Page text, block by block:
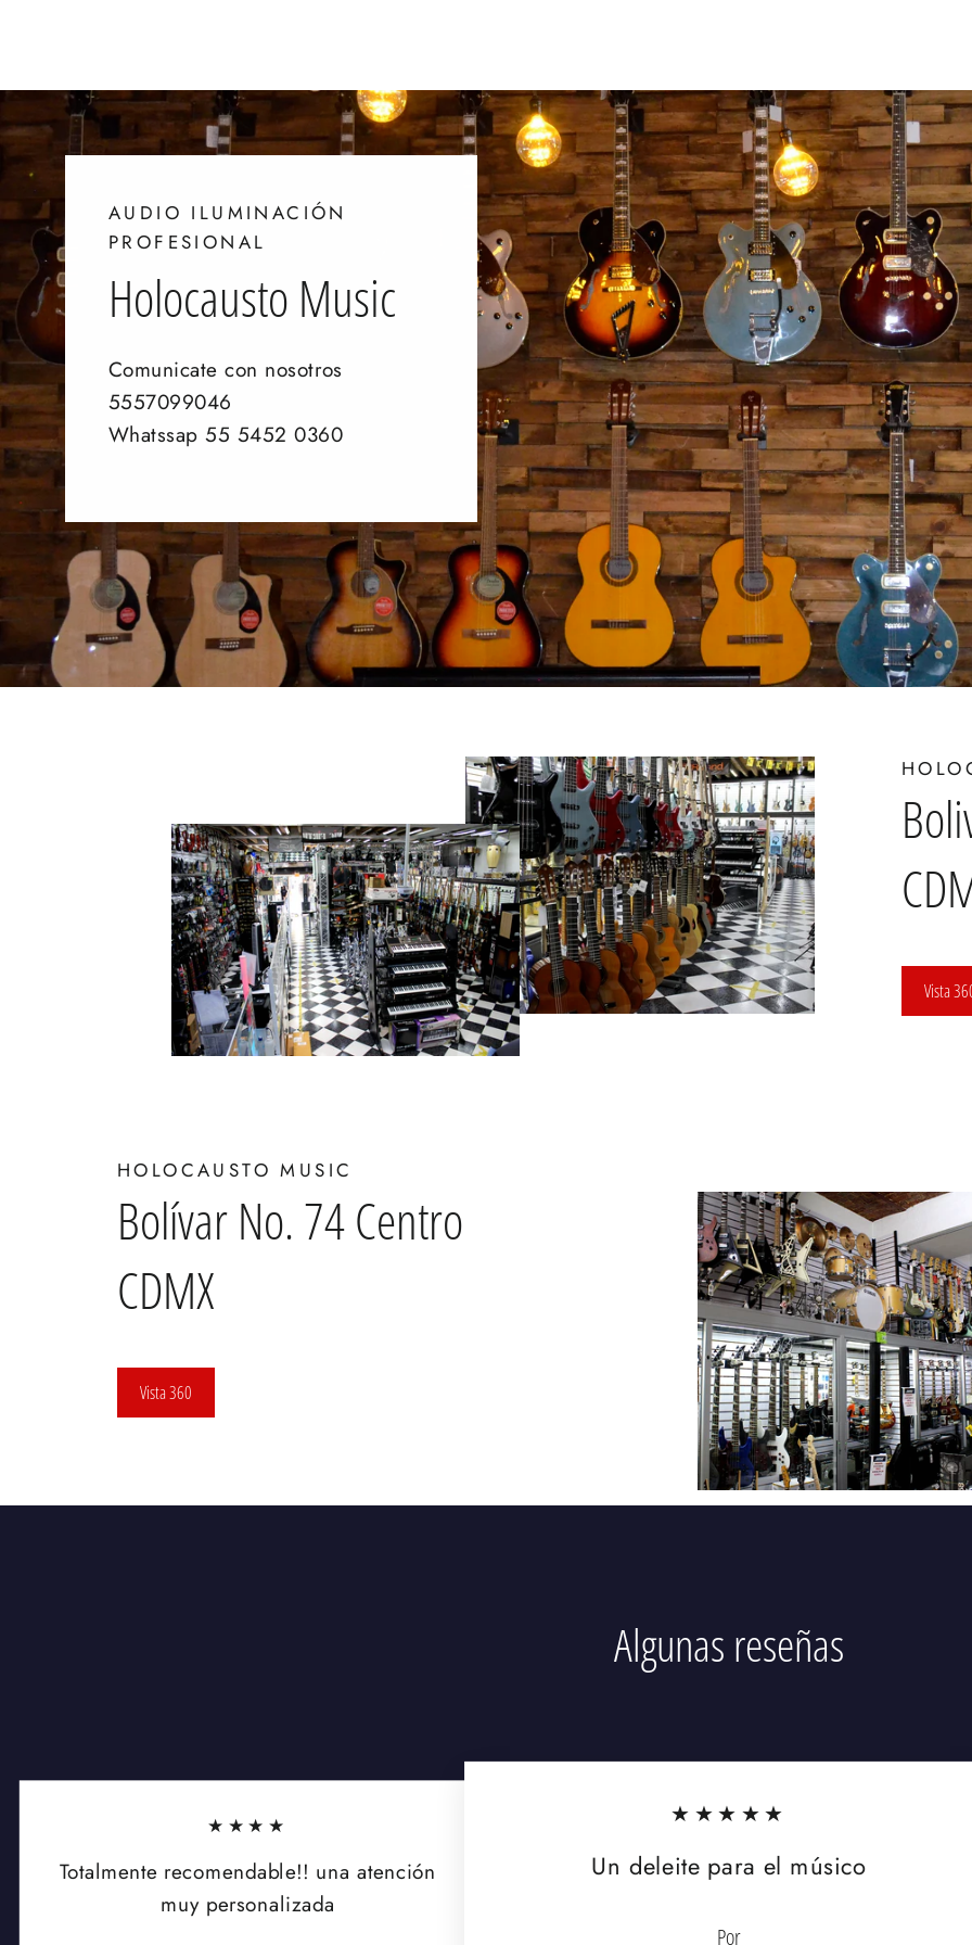
AUDIO ILUMINACIÓN
PROFESIONAL
Holocausto Music
Comunicate con nosotros
5557099046
Whatssap 55 5452 0360
Vista
HOLOCAUSTO MUSIC
Bolívar No. 74 Centro
CDMX
Vista 360
Algunas reseñas
★★★★
Totalmente recomendable!! una atención
muy personalizada
★★★★★
Un deleite para el músico
Por